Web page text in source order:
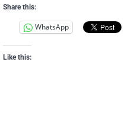
Share this:
WhatsApp
Like this: